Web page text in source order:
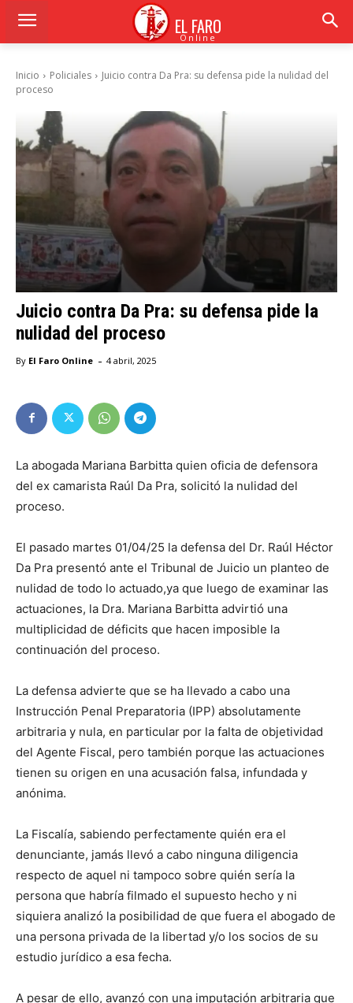
EL FARO
Online
Inicio Policiales
Juicio contra Da Pra: su defensa pide la nulidad del
proceso
Juicio contra Da Pra: su defensa pide la
nulidad del proceso
By El Faro Online - 4 abril, 2025
La abogada Mariana Barbitta quien oficia de defensora
del ex camarista Raúl Da Pra, solicitó la nulidad del
proceso.
El pasado martes 01/04/25 la defensa del Dr. Raúl Héctor
Da Pra presentó ante el Tribunal de Juicio un planteo de
nulidad de todo lo actuado,ya que luego de examinar las
actuaciones, la Dra. Mariana Barbitta advirtió una
multiplicidad de déficits que hacen imposible la
continuación del proceso.
La defensa advierte que se ha llevado a cabo una
Instrucción Penal Preparatoria (IPP) absolutamente
arbitraria y nula, en particular por la falta de objetividad
del Agente Fiscal, pero también porque las actuaciones
tienen su origen en una acusación falsa, infundada y
anónima.
La Fiscalía, sabiendo perfectamente quién era el
denunciante, jamás llevó a cabo ninguna diligencia
respecto de aquel ni tampoco sobre quién sería la
persona que habría filmado el supuesto hecho y ni
siquiera analizó la posibilidad de que fuera el abogado de
una persona privada de la libertad y/o los socios de su
estudio jurídico a esa fecha.
A pesar de ello, avanzó con una imputación arbitraria que